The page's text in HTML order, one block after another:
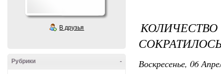
В друзья
-
Рубрики Воскресенье, 06